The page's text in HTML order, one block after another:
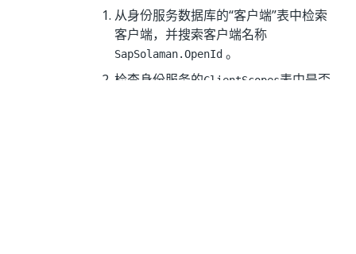
从身份服务数据库的“客户端”表中检索
客户端，并搜索客户端名称
SapSolaman.OpenId 。
检查身份服务的ClientScopes表中是否